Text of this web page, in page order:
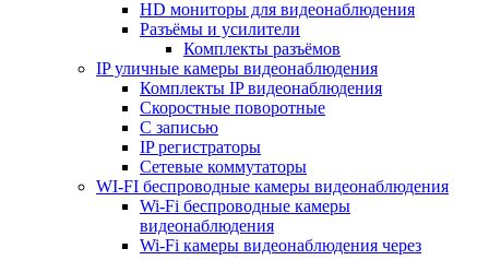
HD мониторы для видеонаблюдения
Разъёмы и усилители
Комплекты разъёмов
IP уличные камеры видеонаблюдения
Комплекты IP видеонаблюдения
Скоростные поворотные
С записью
IP регистраторы
Сетевые коммутаторы
WI-FI беспроводные камеры видеонаблюдения
Wi-Fi беспроводные камеры
видеонаблюдения
Wi-Fi камеры видеонаблюдения через